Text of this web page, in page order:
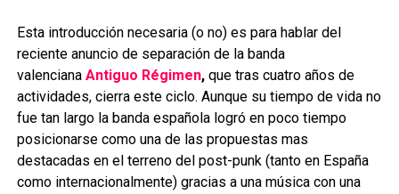
Esta introducción necesaria (o no) es para hablar del
reciente anuncio de separación de la banda
valenciana Antiguo Régimen, que tras cuatro años de
actividades, cierra este ciclo. Aunque su tiempo de vida no
fue tan largo la banda española logró en poco tiempo
posicionarse como una de las propuestas mas
destacadas en el terreno del post-punk (tanto en España
como internacionalmente) gracias a una música con una